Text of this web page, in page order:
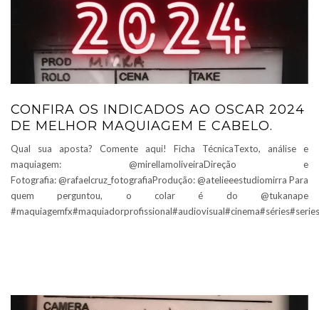
CONFIRA OS INDICADOS AO OSCAR 2024
DE MELHOR MAQUIAGEM E CABELO.
Qual sua aposta? Comente aqui! Ficha TécnicaTexto, análise e
maquiagem: @mirellamoliveiraDireção e
Fotografia: @rafaelcruz_fotografiaProdução: @atelieeestudiomirra Para
quem perguntou, o colar é do @tukanape